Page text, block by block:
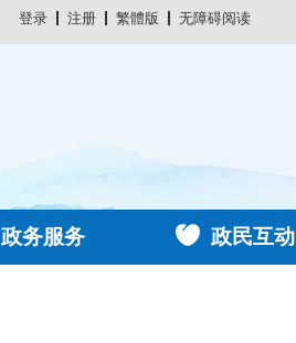
登录 注册 繁體版 无障碍阅读
政务服务 政民互动